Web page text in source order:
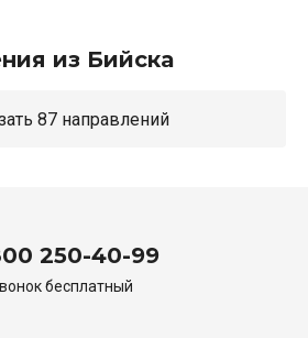
из Бийска
Показать 87 направлений
250-40-99
бесплатный